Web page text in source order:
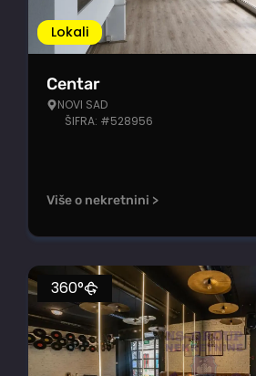
Lokali
Centar
NOVI SAD
ŠIFRA: #528956
Više o nekretnini >
360°